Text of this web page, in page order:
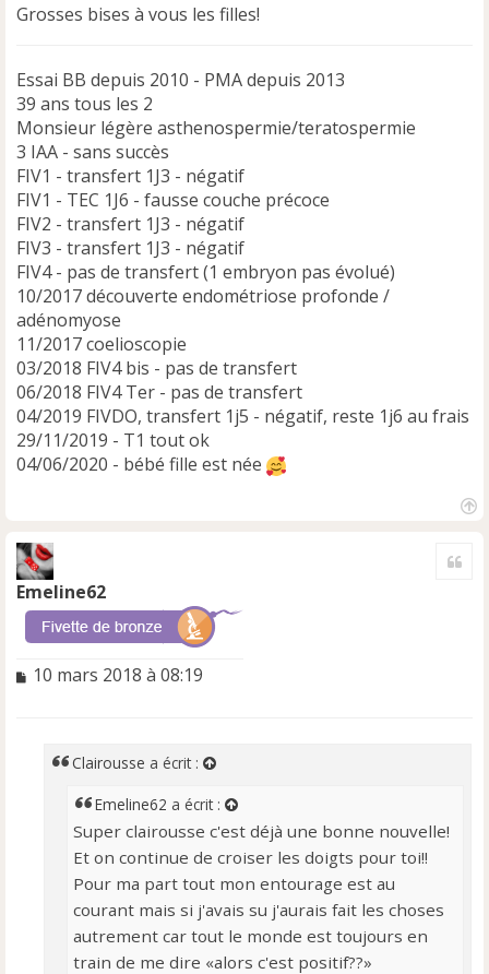
Grosses bises à vous les filles!
Essai BB depuis 2010 - PMA depuis 2013
39 ans tous les 2
Monsieur légère asthenospermie/teratospermie
3 IAA - sans succès
FIV1 - transfert 1J3 - négatif
FIV1 - TEC 1J6 - fausse couche précoce
FIV2 - transfert 1J3 - négatif
FIV3 - transfert 1J3 - négatif
FIV4 - pas de transfert (1 embryon pas évolué)
10/2017 découverte endométriose profonde /
adénomyose
11/2017 coelioscopie
03/2018 FIV4 bis - pas de transfert
06/2018 FIV4 Ter - pas de transfert
04/2019 FIVDO, transfert 1j5 - négatif, reste 1j6 au frais
29/11/2019 - T1 tout ok
04/06/2020 - bébé fille est née
Emeline62
M
10 mars 2018 à 08:19
Clairousse a écrit :
Emeline62 a écrit :
Super clairousse c'est déjà une bonne nouvelle!
Et on continue de croiser les doigts pour toi!!
Pour ma part tout mon entourage est au
courant mais si j'avais su j'aurais fait les choses
autrement car tout le monde est toujours en
train de me dire «alors c'est positif??»